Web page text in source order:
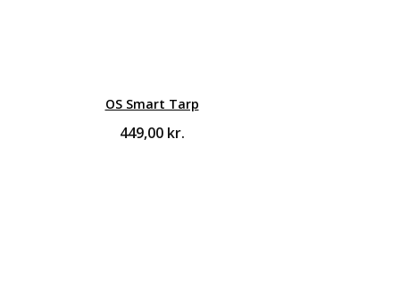
OS Smart Tarp
449,00 kr.